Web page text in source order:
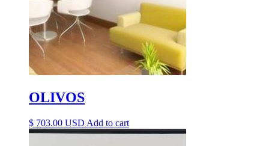
OLIVOS
$ 703.00 Add to cart